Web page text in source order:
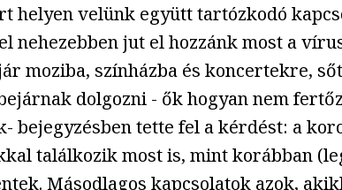
helyen velünk együtt tartózkodó
jut el hozzánk most a
moziba, színházba és koncertekre,
dolgozni - ők hogyan nem
bejegyzésben tette fel a kérdést: a
találkozik most is, mint korábban
Másodlagos kapcsolatok azok,